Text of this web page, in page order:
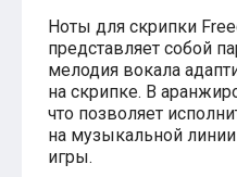
Леонид Агутин
Саундтрек
Тематические
Из фильмов
Аватар: Путь воды
Титаник
Гарри Поттер
Ноты для скрипки
представляет собой
мелодия вокала
на скрипке. В
что позволяет
на музыкальной
игры.